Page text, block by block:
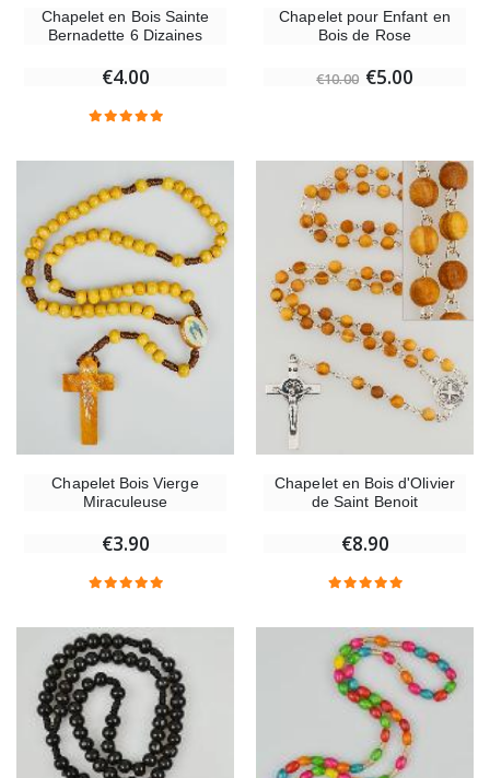
Chapelet en Bois Sainte
Bernadette 6 Dizaines
€4.00
Chapelet pour Enfant en
Bois de Rose
€10.00 €5.00
Chapelet Bois Vierge
Miraculeuse
€3.90
Chapelet en Bois d'Olivier
de Saint Benoit
€8.90